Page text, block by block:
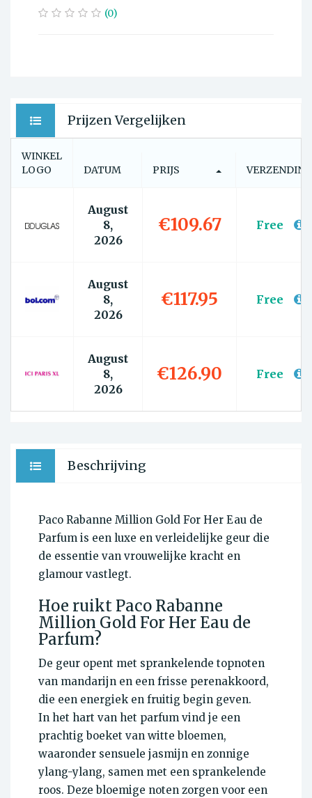
(0)
Prijzen Vergelijken
WINKEL
LOGO
DATUM PRIJS VERZENDING
August
8,
2026
€109.67 Free
August
8,
2026
€117.95 Free
August
8,
2026
€126.90 Free
Beschrijving
Paco Rabanne Million Gold For Her Eau de
Parfum is een luxe en verleidelijke geur die
de essentie van vrouwelijke kracht en
glamour vastlegt.
Hoe ruikt Paco Rabanne
Million Gold For Her Eau de
Parfum?
De geur opent met sprankelende topnoten
van mandarijn en een frisse perenakkoord,
die een energiek en fruitig begin geven.
In het hart van het parfum vind je een
prachtig boeket van witte bloemen,
waaronder sensuele jasmijn en zonnige
ylang-ylang, samen met een sprankelende
roos. Deze bloemige noten zorgen voor een